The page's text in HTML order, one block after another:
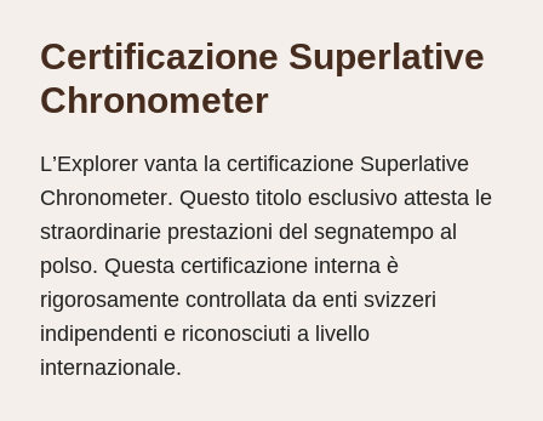
Certificazione Superlative
Chronometer
L’Explorer vanta la certificazione Superlative
Chronometer. Questo titolo esclusivo attesta le
straordinarie prestazioni del segnatempo al
polso. Questa certificazione interna è
rigorosamente controllata da enti svizzeri
indipendenti e riconosciuti a livello
internazionale.